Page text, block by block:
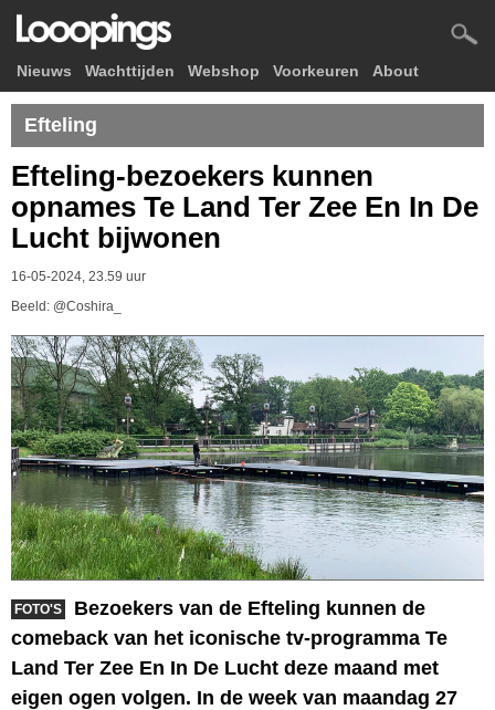
Nieuws Wachttijden Webshop Voorkeuren About
Efteling
Efteling-bezoekers kunnen
opnames Te Land Ter Zee En In De
Lucht bijwonen
16-05-2024, 23.59 uur
Beeld: @Coshira_
FOTO'S
Bezoekers van de Efteling kunnen de
comeback van het iconische tv-programma Te
Land Ter Zee En In De Lucht deze maand met
eigen ogen volgen. In de week van maandag 27